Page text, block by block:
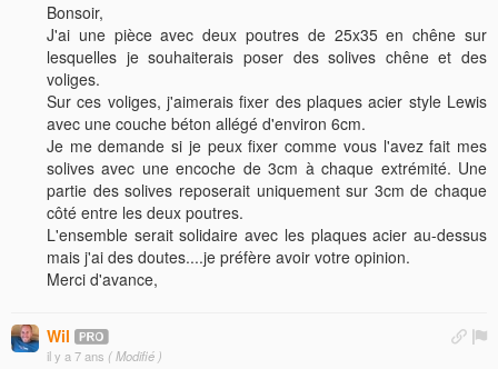
Bonsoir,
J'ai une pièce avec deux poutres de 25x35 en chêne sur
lesquelles je souhaiterais poser des solives chêne et des
voliges.
Sur ces voliges, j'aimerais fixer des plaques acier style Lewis
avec une couche béton allégé d'environ 6cm.
Je me demande si je peux fixer comme vous l'avez fait mes
solives avec une encoche de 3cm à chaque extrémité. Une
partie des solives reposerait uniquement sur 3cm de chaque
côté entre les deux poutres.
L'ensemble serait solidaire avec les plaques acier au-dessus
mais j'ai des doutes....je préfère avoir votre opinion.
Merci d'avance,
Wil
il y a 7 ans ( Modifié )